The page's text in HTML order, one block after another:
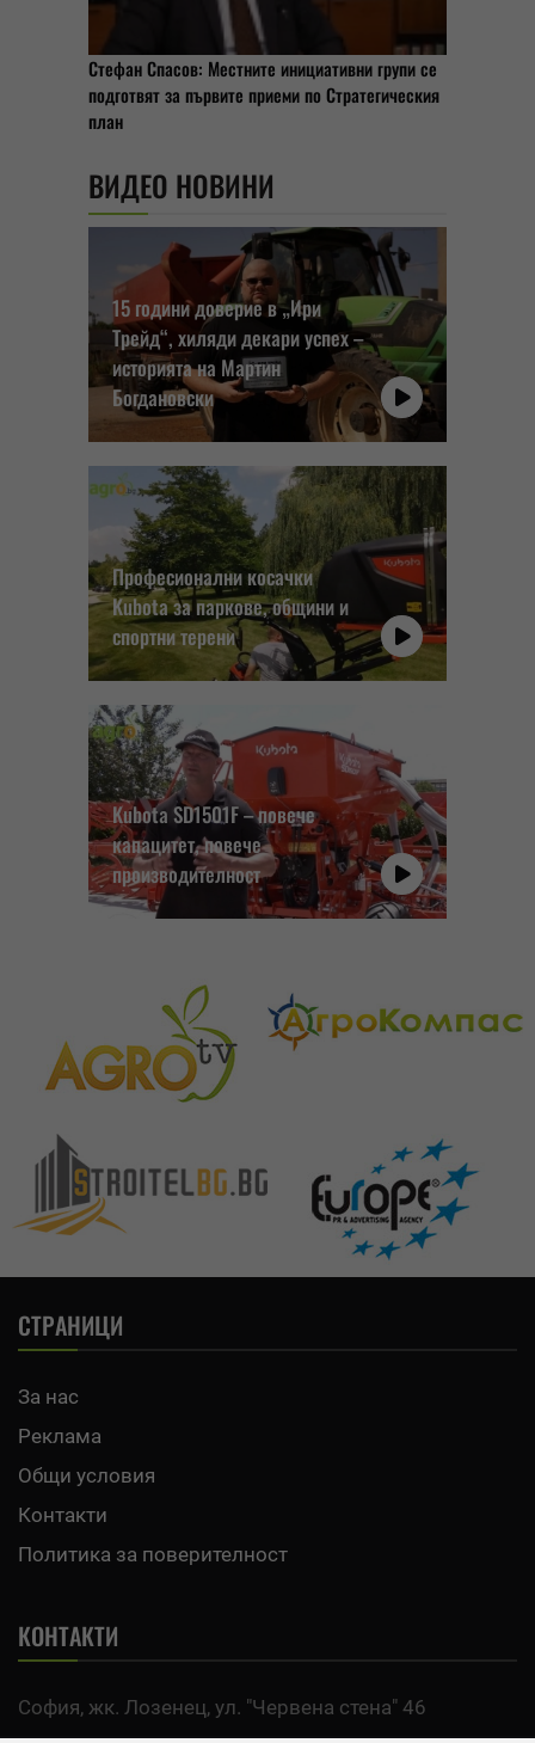
Стефан Спасов: Местните инициативни групи се
подготвят за първите приеми по Стратегическия
план
ВИДЕО НОВИНИ
15 години доверие в „Ири
Трейд“, хиляди декари успех –
историята на Мартин
Богдановски
Професионални косачки
Kubota за паркове, общини и
спортни терени
Kubota SD1501F – повече
капацитет, повече
производителност
СТРАНИЦИ
За нас
Реклама
Общи условия
Контакти
Политика за поверителност
КОНТАКТИ
София, жк. Лозенец, ул. "Червена стена" 46